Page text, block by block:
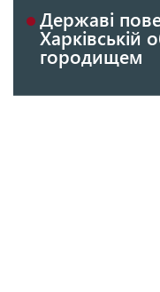
Державі
Харківській
городищем